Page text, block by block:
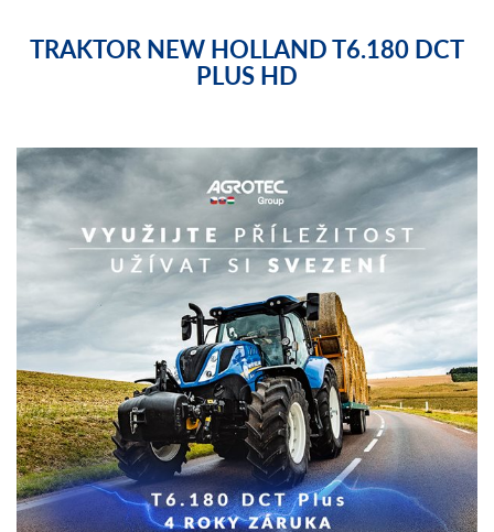
TRAKTOR NEW HOLLAND T6.180 DCT
PLUS HD